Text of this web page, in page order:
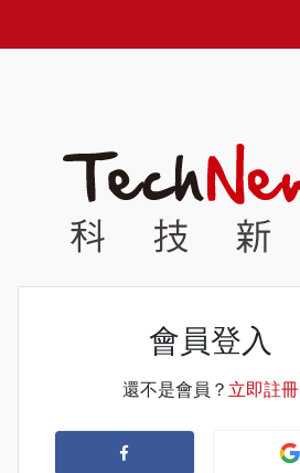
會員登入
還不是會員？ 立即註冊